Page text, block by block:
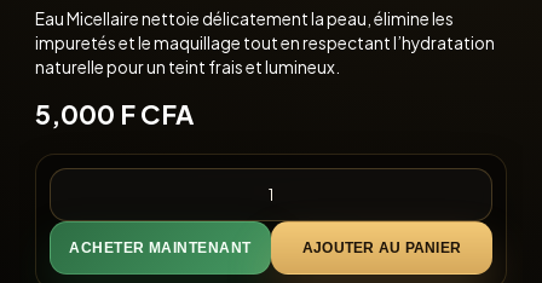
5,000 F CFA
Eau Micellaire nettoie délicatement la peau, élimine les
impuretés et le maquillage tout en respectant l’hydratation
naturelle pour un teint frais et lumineux.
AJOUTER AU PANIER
ACHETER MAINTENANT